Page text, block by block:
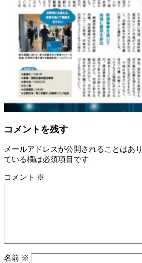
コメントを残す
メールアドレスが公開されることはあり
ている欄は必須項目です
コメント ※
名前 ※